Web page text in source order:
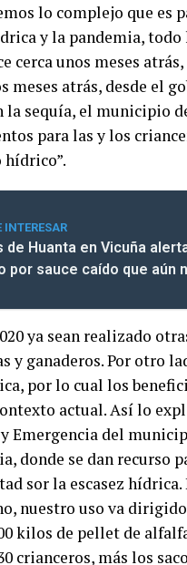
lo complejo que es
y la pandemia,
cerca unos meses
meses atrás, desde el
la sequía, el municipio
para las y los
INTERESAR
de Huanta en Vicuña
por sauce caído que aún
ya sean realizado
y ganaderos. Por otro
por lo cual los
actual. Así lo
Emergencia del
donde se dan recurso
sor la escasez
nuestro uso va
kilos de pellet de
crianceros, más los